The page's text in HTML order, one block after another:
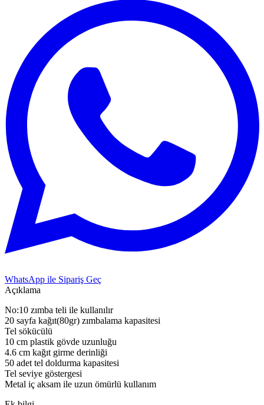
WhatsApp ile Sipariş Geç
Açıklama
No:10 zımba teli ile kullanılır
20 sayfa kağıt(80gr) zımbalama kapasitesi
Tel sökücülü
10 cm plastik gövde uzunluğu
4.6 cm kağıt girme derinliği
50 adet tel doldurma kapasitesi
Tel seviye göstergesi
Metal iç aksam ile uzun ömürlü kullanım